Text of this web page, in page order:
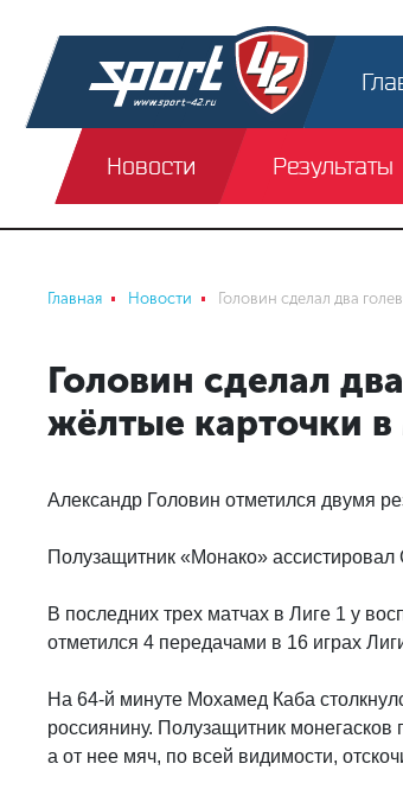
Новости Результаты
Главная Новости Головин сделал два
Головин сделал
жёлтые карточки в
Александр Головин отметился двумя
Полузащитник «Монако»
В последних трех матчах в Лиге 1 у
отметился 4 передачами в 16 играх
На 64-й минуте Мохамед Каба
россиянину. Полузащитник
а от нее мяч, по всей видимости,